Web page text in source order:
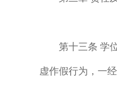
第十三条 学
虚作假行为，一